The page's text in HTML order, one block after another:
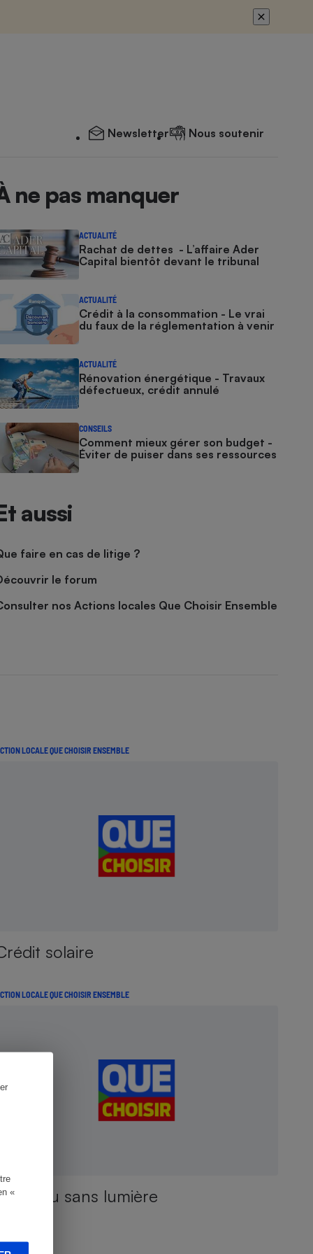
«
Newsletter Nous soutenir
ne pas manquer
ACTUALITÉ
Rachat de dettes - L’affaire Ader
Capital bientôt devant le tribunal
ACTUALITÉ
Crédit à la consommation - Le vrai
du faux de la réglementation à venir
ACTUALITÉ
Rénovation énergétique - Travaux
défectueux, crédit annulé
CONSEILS
Comment mieux gérer son budget -
Éviter de puiser dans ses ressources
aussi
faire en cas de litige ?
le forum
nos Actions locales Que Choisir Ensemble
LOCALE QUE CHOISIR ENSEMBLE
solaire
LOCALE QUE CHOISIR ENSEMBLE
sans lumière